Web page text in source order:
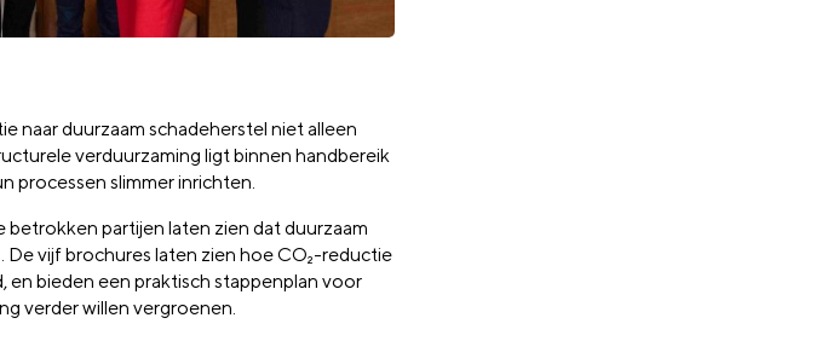
naar duurzaam schadeherstel niet alleen
verduurzaming ligt binnen handbereik
processen slimmer inrichten.
partijen laten zien dat duurzaam
vijf brochures laten zien hoe CO₂-reductie
en bieden een praktisch stappenplan voor
verder willen vergroenen.